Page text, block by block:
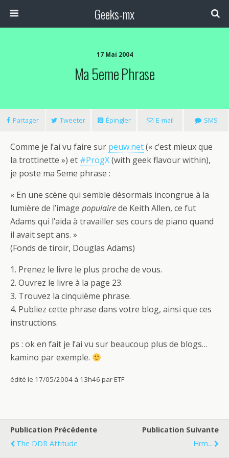
Geeks-mx
17 Mai 2004
Ma 5eme Phrase
Partager Tweeter Épingler E-mail SMS
Comme je l’ai vu faire sur peuw.net(« c’est mieux que
la trottinette ») et #ProgX(with geek flavour within),
je poste ma 5eme phrase :
« En une scène qui semble désormais incongrue à la
lumière de l’image populairede Keith Allen, ce fut
Adams qui l’aida à travailler ses cours de piano quand
il avait sept ans. »
(Fonds de tiroir, Douglas Adams)
1. Prenez le livre le plus proche de vous.
2. Ouvrez le livre à la page 23.
3. Trouvez la cinquième phrase.
4. Publiez cette phrase dans votre blog, ainsi que ces
instructions.
ps : ok en fait je l’ai vu sur beaucoup plus de blogs…
kamino par exemple.
édité le 17/05/2004 à 13h46 par ETF
Publication Précédente
The DDR Attitude
Publication Suivante
Hrm...